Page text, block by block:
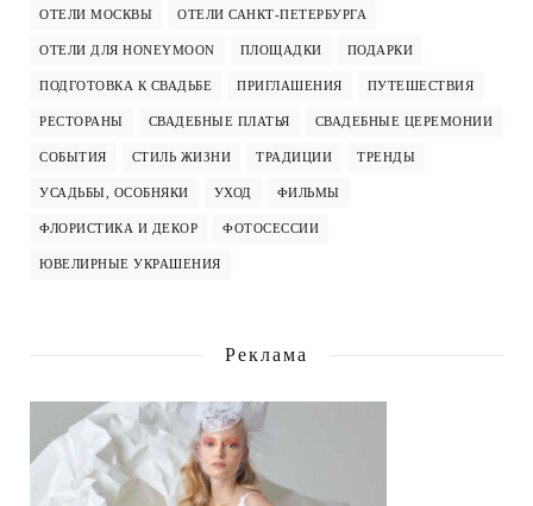
ОТЕЛИ МОСКВЫ ОТЕЛИ САНКТ-ПЕТЕРБУРГА
ОТЕЛИ ДЛЯ HONEYMOON ПЛОЩАДКИ ПОДАРКИ
ПОДГОТОВКА К СВАДЬБЕ ПРИГЛАШЕНИЯ ПУТЕШЕСТВИЯ
РЕСТОРАНЫ СВАДЕБНЫЕ ПЛАТЬЯ СВАДЕБНЫЕ ЦЕРЕМОНИИ
СОБЫТИЯ СТИЛЬ ЖИЗНИ ТРАДИЦИИ ТРЕНДЫ
УСАДЬБЫ, ОСОБНЯКИ УХОД ФИЛЬМЫ
ФЛОРИСТИКА И ДЕКОР ФОТОСЕССИИ
ЮВЕЛИРНЫЕ УКРАШЕНИЯ
Реклама